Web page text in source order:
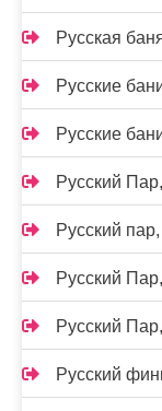
Русская
Русские
Русские
Русский
Русский
Русский
Русский
Русский